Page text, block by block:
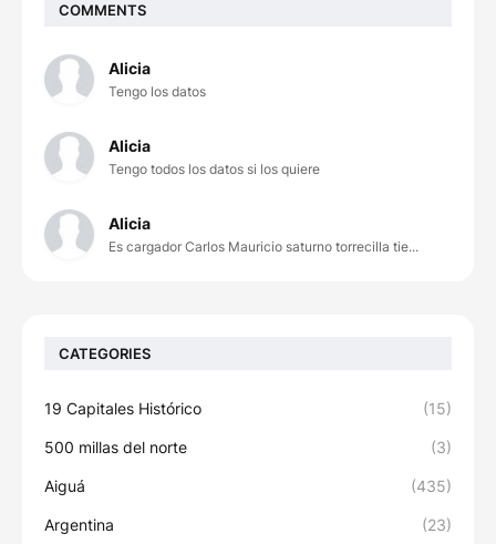
COMMENTS
Alicia
Tengo los datos
Alicia
Tengo todos los datos si los quiere
Alicia
Es cargador Carlos Mauricio saturno torrecilla tie...
CATEGORIES
19 Capitales Histórico (15)
500 millas del norte (3)
Aiguá (435)
Argentina (23)